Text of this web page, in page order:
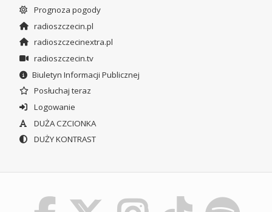
Prognoza pogody
radioszczecin.pl
radioszczecinextra.pl
radioszczecin.tv
Biuletyn Informacji Publicznej
Posłuchaj teraz
Logowanie
DUŻA CZCIONKA
DUŻY KONTRAST